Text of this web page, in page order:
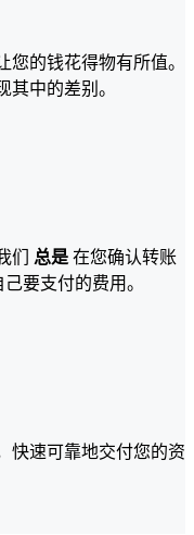
您的钱花得物有所值。
中的差别。
们 总是在您确认转账
要支付的费用。
快速可靠地交付您的资